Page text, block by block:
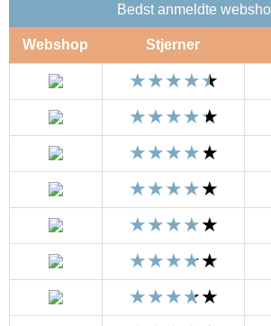
Bedst anmeldte
Webshop Stjerner